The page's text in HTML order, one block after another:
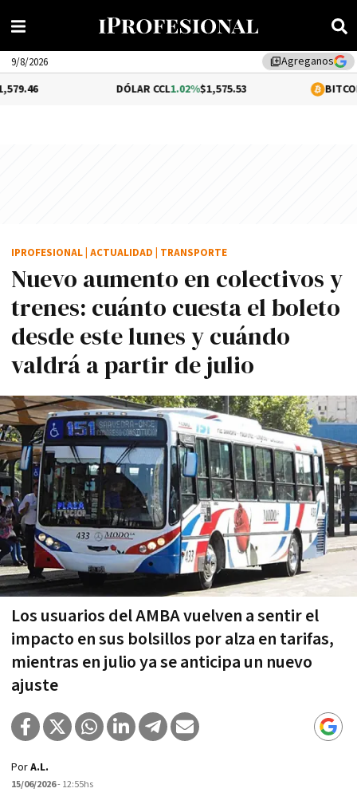
library_addAgreganos
9/8/2026
1.02%$1,575.53 0.01%
Nuevo aumento en colectivos y
trenes: cuánto cuesta el boleto
desde este lunes y cuándo
valdrá a partir de julio
Los usuarios del AMBA vuelven a sentir el
impacto en sus bolsillos por alza en tarifas,
mientras en julio ya se anticipa un nuevo
ajuste
IPROFESIONAL ACTUALIDAD TRANSPORTE
PorA.L.
15/06/2026- 12:55hs